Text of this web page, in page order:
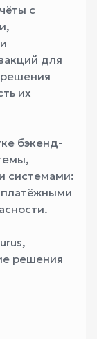
с
для
их
бэкенд-
системами:
решения